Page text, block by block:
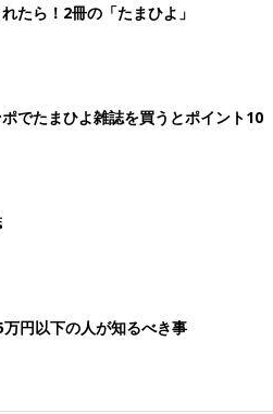
たら！2冊の「たまひよ」
でたまひよ雑誌を買うとポイント10
円以下の人が知るべき事